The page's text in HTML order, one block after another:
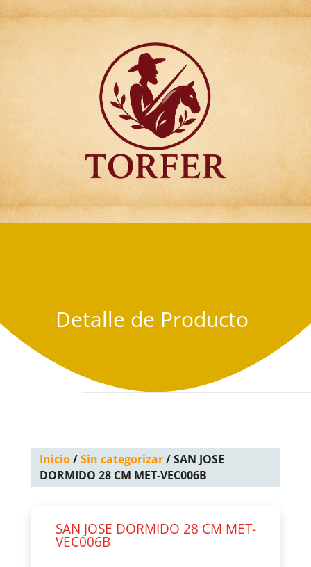
Articulos para
Regalo Torfer.
Detalle de Producto
Inicio/Sin categorizar/ SAN JOSE
DORMIDO 28 CM MET-VEC006B
SAN JOSE DORMIDO 28 CM MET-
VEC006B